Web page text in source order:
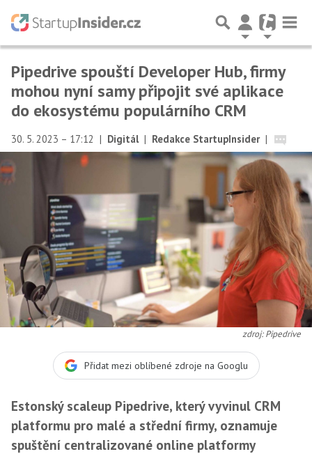
Pipedrive spouští Developer Hub, firmy
mohou nyní samy připojit své aplikace
do ekosystému populárního CRM
30. 5. 2023 – 17:12 | Digitál | Redakce StartupInsider |
zdroj: Pipedrive
Přidat mezi oblíbené zdroje na Googlu
Estonský scaleup Pipedrive, který vyvinul CRM
platformu pro malé a střední firmy, oznamuje
spuštění centralizované online platformy